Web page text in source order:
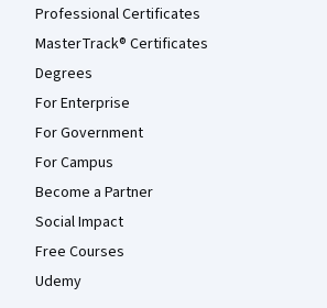
Professional Certificates
MasterTrack® Certificates
Degrees
For Enterprise
For Government
For Campus
Become a Partner
Social Impact
Free Courses
Udemy